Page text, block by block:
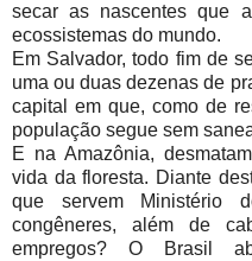
secar as nascentes que
ecossistemas do mundo.
Em Salvador, todo fim de
uma ou duas dezenas de
capital em que, como de
população segue sem
E na Amazônia,
vida da floresta. Diante
que servem Ministério
congêneres, além de
empregos? O Brasil